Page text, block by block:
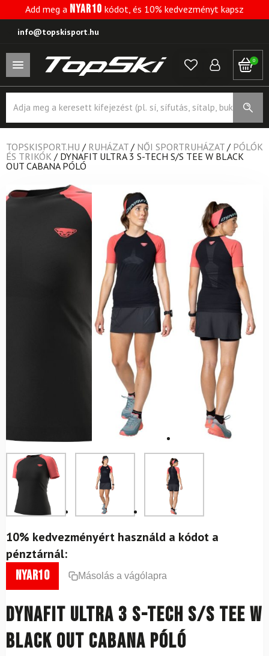
Add meg a NYAR10 kódot, és 10% kedvezményt kapsz
info@topskisport.hu
0
search
TOPSKISPORT.HU / RUHÁZAT / NŐI SPORTRUHÁZAT / PÓLÓK
ÉS TRIKÓK / DYNAFIT ULTRA 3 S-TECH S/S TEE W BLACK
OUT CABANA PÓLÓ
10% kedvezményért használd a kódot a
pénztárnál:
nyar10 Másolás a vágólapra
DYNAFIT Ultra 3 S-Tech S/S Tee W
Black Out Cabana póló